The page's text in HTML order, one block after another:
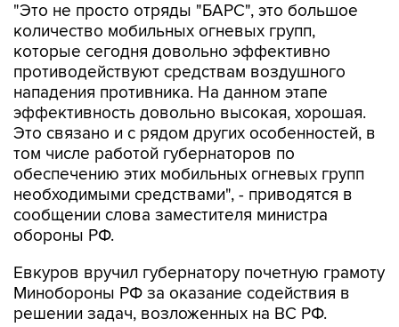
"Это не просто отряды "БАРС", это большое
количество мобильных огневых групп,
которые сегодня довольно эффективно
противодействуют средствам воздушного
нападения противника. На данном этапе
эффективность довольно высокая, хорошая.
Это связано и с рядом других особенностей, в
том числе работой губернаторов по
обеспечению этих мобильных огневых групп
необходимыми средствами", - приводятся в
сообщении слова заместителя министра
обороны РФ.
Евкуров вручил губернатору почетную грамоту
Минобороны РФ за оказание содействия в
решении задач, возложенных на ВС РФ.